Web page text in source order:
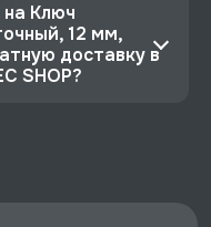
на Ключ
12 мм,
доставку в
SHOP?